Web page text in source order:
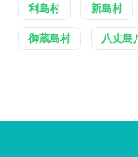
利島村 新島村
御蔵島村 八丈島